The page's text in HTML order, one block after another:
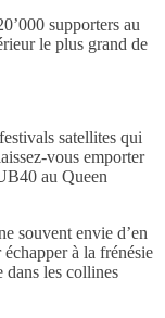
supporters au
le plus grand de
satellites qui
vous emporter
au Queen
souvent envie d’en
à la frénésie
dans les collines